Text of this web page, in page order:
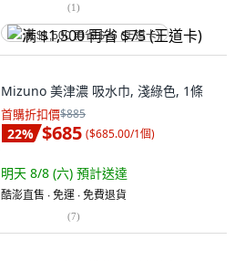
(1)
满 $1,500 再省 $75 (王道卡)
Mizuno 美津濃 吸水巾, 淺綠色, 1條
首購折扣價$885
22% $685 ($685.00/1個)
明天 8/8 (六) 預計送達
酷澎直售 ∙ 免運 ∙ 免費退貨
(7)